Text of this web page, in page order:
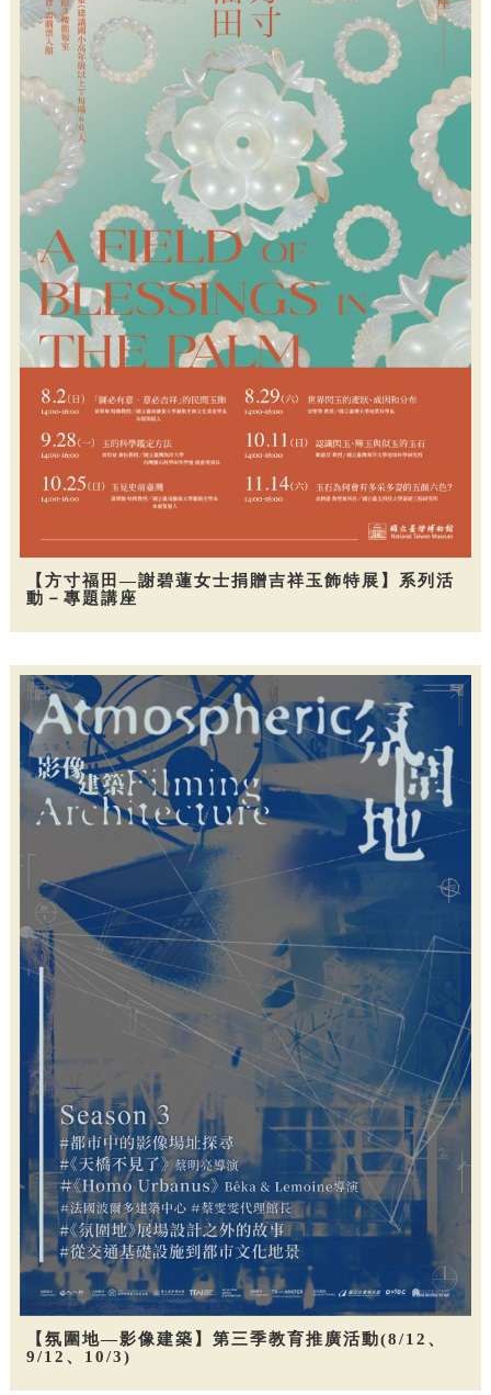
【方寸福田—謝碧蓮女士捐贈吉祥玉飾特展】系列活
動－專題講座
【氛圍地—影像建築】第三季教育推廣活動(8/12、
9/12、10/3)